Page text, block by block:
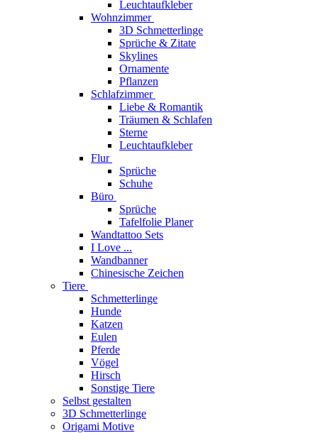
Leuchtaufkleber
Wohnzimmer
3D Schmetterlinge
Sprüche & Zitate
Skylines
Ornamente
Pflanzen
Schlafzimmer
Liebe & Romantik
Träumen & Schlafen
Sterne
Leuchtaufkleber
Flur
Sprüche
Schuhe
Büro
Sprüche
Tafelfolie Planer
Wandtattoo Sets
I Love ...
Wandbanner
Chinesische Zeichen
Tiere
Schmetterlinge
Hunde
Katzen
Eulen
Pferde
Vögel
Hirsch
Sonstige Tiere
Selbst gestalten
3D Schmetterlinge
Origami Motive